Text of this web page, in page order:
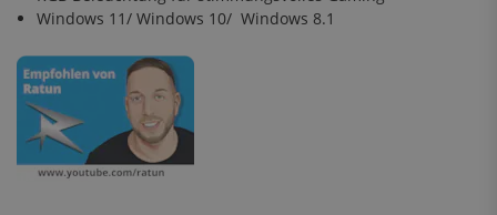
Windows 11/ Windows 10/ Windows 8.1